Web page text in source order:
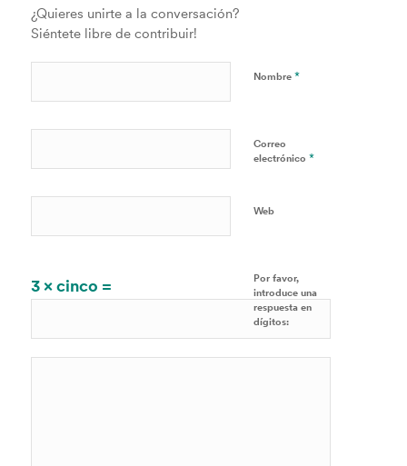
¿Quieres unirte a la conversación?
Siéntete libre de contribuir!
Nombre *
Correo
electrónico *
Web
Por favor,
introduce una
respuesta en
dígitos:
3 × cinco =